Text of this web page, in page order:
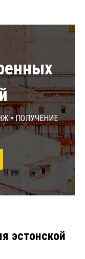
• Получение
эстонской